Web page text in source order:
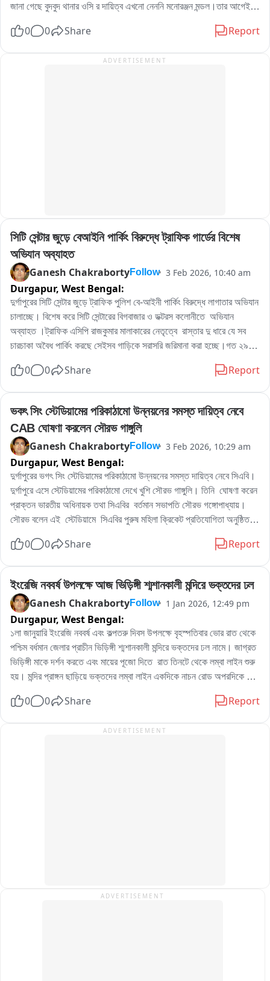
জানা গেছে বুদবুদ থানার ওসি র দায়িত্ব এখনো নেননি মনোরঞ্জন মন্ডল।তার আগেই
বর্ধমান জেলার পুলিশ মহলে ব্যাপক চাঞ্চল্য ছড়িয়ে পড়ে। যদিও ED আধিকারিকরা
কি কারনে এই তল্লাশি অভিযান সেই বিষয়ে কিছু বলতে চাননি।
0 0 Share Report
ADVERTISEMENT
সিটি সেন্টার জুড়ে বেআইনি পার্কিং বিরুদ্ধে ট্রাফিক গার্ডের বিশেষ
অভিযান অব্যাহত
Ganesh ChakrabortyFollow 3 Feb 2026, 10:40 am
Durgapur, West Bengal:
দুর্গাপুরের সিটি সেন্টার জুড়ে ট্রাফিক পুলিশ বে-আইনী পার্কিং বিরুদ্ধে লাগাতার অভিযান
চালাচ্ছে। বিশেষ করে সিটি সেন্টারের বিগবাজার ও ডক্টরস কলোনীতে  অভিযান
অব্যাহত ।ট্রাফিক এসিপি রাজকুমার মালাকারের নেতৃত্বে  রাস্তার দু ধারে যে সব
চারচাকা অবৈধ পার্কিং করছে সেইসব গাড়িকে সরাসরি জরিমানা করা হচ্ছে।গত ২৯
লাগাতার অভিযান চালানো হবে। ইতিমধ্যে ১৩ টি জায়গায় এডিডিএর পক্ষ থেকে
স্বনির্ভর গোষ্টীর মহিলাদের পার্কিং জোনের দায়িত্ব দেওয়া হয়েছে।
0 0 Share Report
ভকৎ সিং স্টেডিয়ামের পরিকাঠামো উন্নয়নের সমস্ত দায়িত্ব নেবে
CAB ঘোষণা করলেন সৌরভ গাঙ্গুলি
Ganesh ChakrabortyFollow 3 Feb 2026, 10:29 am
Durgapur, West Bengal:
দুর্গাপুরের ভগৎ সিং স্টেডিয়ামের পরিকাঠামো উন্নয়নের সমস্ত দায়িত্ব নেবে সিএবি।
দুর্গাপুরে এসে স্টেডিয়ামের পরিকাঠামো দেখে খুশি সৌরভ গাঙ্গুলি। তিনি  ঘোষণা করেন
প্রাক্তন ভারতীয় অধিনায়ক তথা সিএবির  বর্তমান সভাপতি সৌরভ গঙ্গোপাধ্যায়।
সৌরভ বলেন এই  স্টেডিয়ামে  সিএবির পুরুষ মহিলা ক্রিকেট প্রতিযোগিতা অনুষ্ঠিত
ছিলেন সৌরভ গঙ্গোপাধ্যায়। সৌরভের দুর্গাপুরের ক্রীড়া মহল ও প্রশাসন খুশি র
হাওয়া।
0 0 Share Report
ইংরেজি নববর্ষ উপলক্ষে আজ ভিড়িঙ্গী শ্মশানকালী মন্দিরে ভক্তদের ঢল
Ganesh ChakrabortyFollow 1 Jan 2026, 12:49 pm
Durgapur, West Bengal:
১লা জানুয়ারি ইংরেজি নববর্ষ এবং কল্পতরু দিবস উপলক্ষে বৃহস্পতিবার ভোর রাত থেকে
পশ্চিম বর্ধমান জেলার প্রাচীন ভিড়িঙ্গী শ্মশানকালী মন্দিরে ভক্তদের ঢল নামে। জাগ্রত
ভিড়িঙ্গী মাকে দর্শন করতে এবং মায়ের পূজো দিতে  রাত তিনটে থেকে লম্বা লাইন শুরু
হয়। মন্দির প্রাঙ্গন ছাড়িয়ে ভক্তদের লম্বা লাইন একদিকে নাচন রোড অপরদিকে
বৃহস্পতিবার মায়ের বিশেষ পূজো পাঠ মায়ের ভোগ নিবেদন হয় এবং ভক্তদের খিচুড়ি
ভোগ প্রসাদ বিতরণ করা হয় এদিন।
0 0 Share Report
ADVERTISEMENT
ADVERTISEMENT